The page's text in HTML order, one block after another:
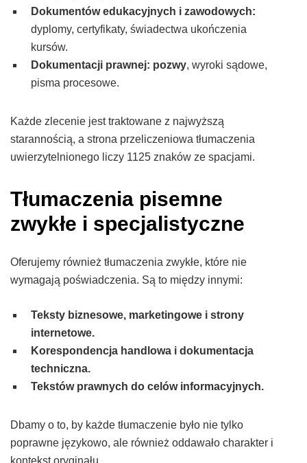
Dokumentów edukacyjnych i zawodowych:
dyplomy, certyfikaty, świadectwa ukończenia
kursów.
Dokumentacji prawnej: pozwy, wyroki sądowe,
pisma procesowe.
Każde zlecenie jest traktowane z najwyższą
starannością, a strona przeliczeniowa tłumaczenia
uwierzytelnionego liczy 1125 znaków ze spacjami.
Tłumaczenia pisemne
zwykłe i specjalistyczne
Oferujemy również tłumaczenia zwykłe, które nie
wymagają poświadczenia. Są to między innymi:
Teksty biznesowe, marketingowe i strony
internetowe.
Korespondencja handlowa i dokumentacja
techniczna.
Tekstów prawnych do celów informacyjnych.
Dbamy o to, by każde tłumaczenie było nie tylko
poprawne językowo, ale również oddawało charakter i
kontekst oryginału.